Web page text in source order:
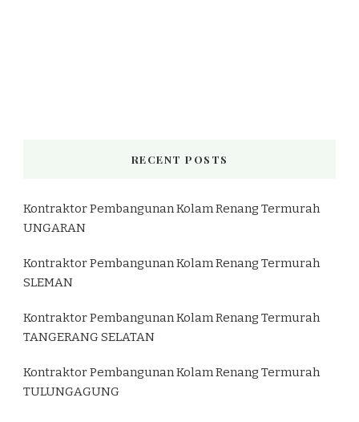
RECENT POSTS
Kontraktor Pembangunan Kolam Renang Termurah
UNGARAN
Kontraktor Pembangunan Kolam Renang Termurah
SLEMAN
Kontraktor Pembangunan Kolam Renang Termurah
TANGERANG SELATAN
Kontraktor Pembangunan Kolam Renang Termurah
TULUNGAGUNG